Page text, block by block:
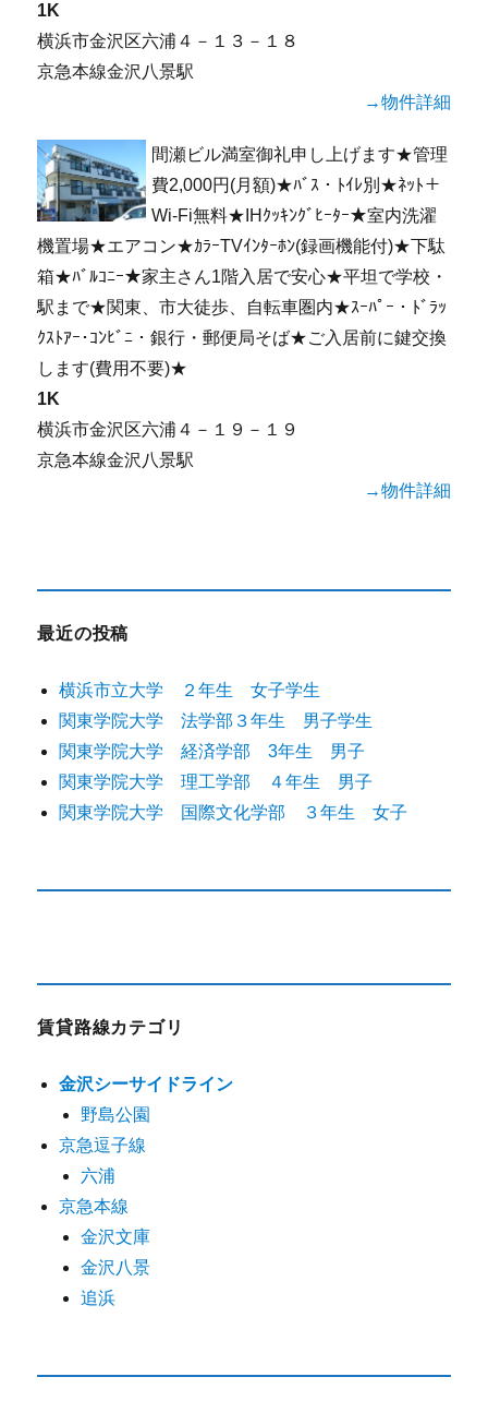
1K
横浜市金沢区六浦４－１３－１８
京急本線金沢八景駅
→物件詳細
間瀬ビル満室御礼申し上げます★管理
費2,000円(月額)★ﾊﾞｽ・ﾄｲﾚ別★ﾈｯﾄ＋
Wi-Fi無料★IHｸｯｷﾝｸﾞﾋｰﾀｰ★室内洗濯
機置場★エアコン★ｶﾗｰTVｲﾝﾀｰﾎﾝ(録画機能付)★下駄
箱★ﾊﾞﾙｺﾆｰ★家主さん1階入居で安心★平坦で学校・
駅まで★関東、市大徒歩、自転車圏内★ｽｰﾊﾟｰ・ﾄﾞﾗｯ
ｸｽﾄｱｰ･ｺﾝﾋﾞﾆ・銀行・郵便局そば★ご入居前に鍵交換
します(費用不要)★
1K
横浜市金沢区六浦４－１９－１９
京急本線金沢八景駅
→物件詳細
最近の投稿
横浜市立大学 ２年生 女子学生
関東学院大学 法学部３年生 男子学生
関東学院大学 経済学部 3年生 男子
関東学院大学 理工学部 ４年生 男子
関東学院大学 国際文化学部 ３年生 女子
賃貸路線カテゴリ
金沢シーサイドライン
野島公園
京急逗子線
六浦
京急本線
金沢文庫
金沢八景
追浜